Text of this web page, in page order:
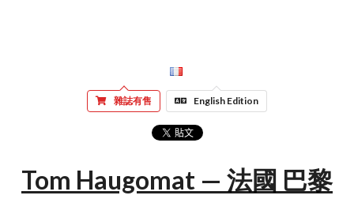
雜誌有售 English Edition
Tom Haugomat — 法國 巴黎